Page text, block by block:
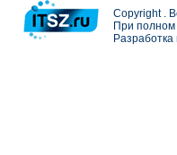
Copyright .
При полном